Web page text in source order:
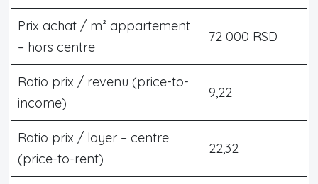
Prix achat / m² appartement
– hors centre
72 000 RSD
Ratio prix / revenu (price-to-
income)
9,22
Ratio prix / loyer – centre
(price-to-rent)
22,32